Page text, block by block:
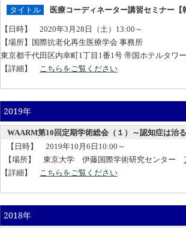
タイトル 医療コーディネーター講習セミナー
【日時】 2020年3月28日（土）13:00～
【場所】国際抗老化再生医療学会 事務所
東京都千代田区内幸町1丁目1番1号 帝国ホテルタワ
【詳細】 こちらをご覧ください
2019年
WAARM第10回定期学術総会（１）～認知症は治
【日時】 2019年10月6日10:00～
【場所】 東京大学 伊藤国際学術研究センター
【詳細】 こちらをご覧ください
2018年